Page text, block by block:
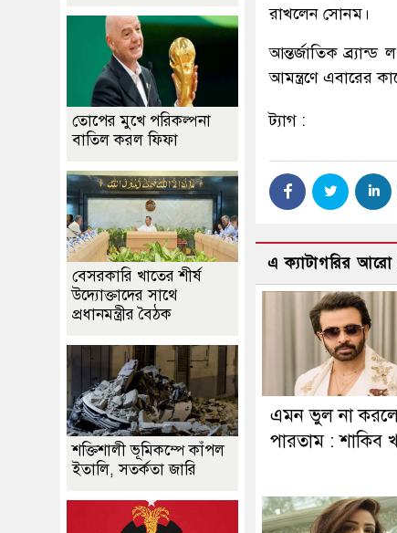
রাখলেন সোনম।
আন্তর্জাতিক
আমন্ত্রণে এবারের
ট্যাগ :
এ ক্যাটাগরির আরো
এমন ভুল না
পারতাম : শাকিব
তোপের মুখে পরিকল্পনা
বাতিল করল ফিফা
বেসরকারি খাতের শীর্ষ
উদ্যোক্তাদের সাথে
প্রধানমন্ত্রীর বৈঠক
শক্তিশালী ভূমিকম্পে কাঁপল
ইতালি, সতর্কতা জারি